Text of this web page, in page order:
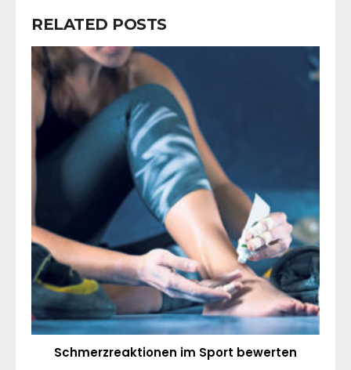
RELATED POSTS
Schmerzreaktionen im Sport bewerten